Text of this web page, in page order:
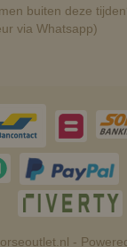
buiten deze
via Whatsapp)
-